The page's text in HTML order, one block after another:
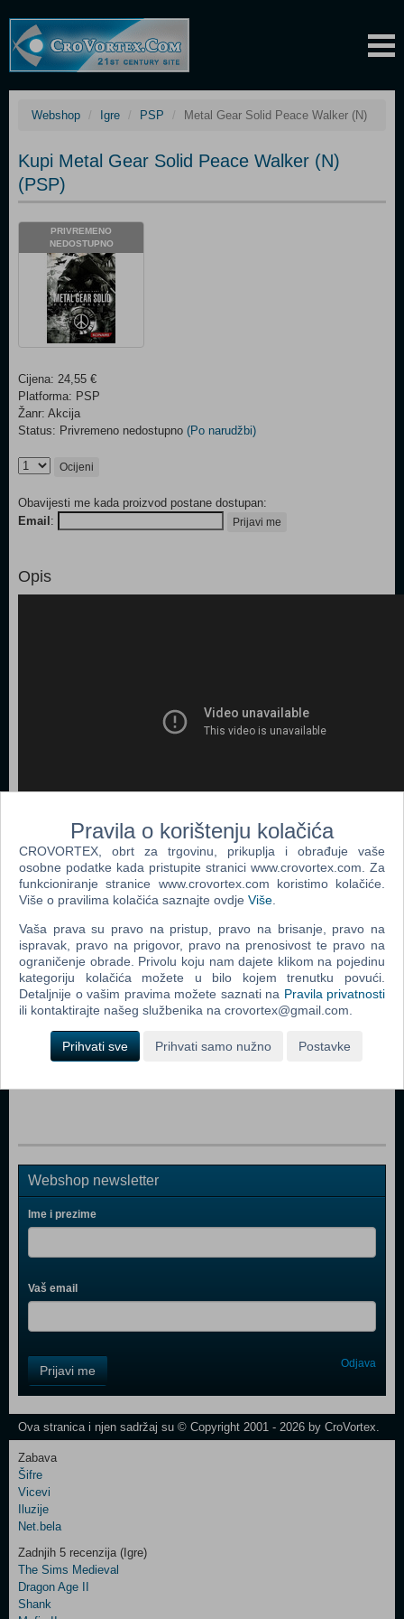
Webshop Igre PSP Metal Gear Solid Peace Walker (N)
Kupi Metal Gear Solid Peace Walker (N)
(PSP)
PRIVREMENO
NEDOSTUPNO
Cijena: 24,55 €
Platforma: PSP
Žanr: Akcija
Status: Privremeno nedostupno (Po narudžbi)
Ocijeni
Obavijesti me kada proizvod postane dostupan:
Email : Prijavi me
Opis
Popularno
Grand Theft Auto Vice City Stories (PSP)
Grand Theft Auto Liberty City Stories (PSP)
Spiderman 2 (PSP)
Street Fighter Alpha 3 Max (PSP)
Star Wars Battlefront II (PSP)
Webshop newsletter
Ime i prezime
Vaš email
Field
One
Newsletter
Control
Field
Two
Newsletter
Control
Prijavi me Odjava
Ova stranica i njen sadržaj su © Copyright 2001 - 2026 by CroVortex.
Zabava
Šifre
Vicevi
Iluzije
Net.bela
Zadnjih 5 recenzija (Igre)
The Sims Medieval
Dragon Age II
Shank
Pravila o korištenju kolačića
CROVORTEX, obrt za trgovinu, prikuplja i obrađuje vaše
osobne podatke kada pristupite stranici www.crovortex.com. Za
funkcioniranje stranice www.crovortex.com koristimo kolačiće.
Više o pravilima kolačića saznajte ovdje Više
Vaša prava su pravo na pristup, pravo na brisanje, pravo na
ispravak, pravo na prigovor, pravo na prenosivost te pravo na
ograničenje obrade. Privolu koju nam dajete klikom na pojedinu
kategoriju kolačića možete u bilo kojem trenutku povući.
Detaljnije o vašim pravima možete saznati na Pravila privatnosti
ili kontaktirajte našeg službenika na crovortex@gmail.com.
Prihvati sve Prihvati samo nužno Postavke